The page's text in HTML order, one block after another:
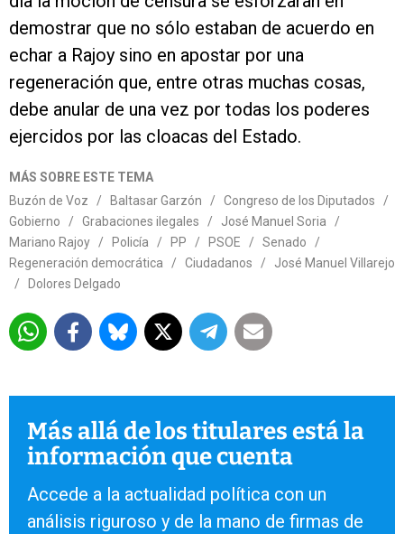
demostrar que no sólo estaban de acuerdo en
echar a Rajoy sino en apostar por una
regeneración que, entre otras muchas cosas,
debe anular de una vez por todas los poderes
ejercidos por las cloacas del Estado.
MÁS SOBRE ESTE TEMA
Buzón de Voz
/ Baltasar Garzón / Congreso de los Diputados
/
Gobierno
/ Grabaciones ilegales / José Manuel Soria
/
Mariano Rajoy
/ Policía / PP / PSOE / Senado
/
Regeneración democrática
/ Ciudadanos /
José Manuel Villarejo
/
Dolores Delgado
Más allá de los titulares está la
información que cuenta
Accede a la actualidad política con un
análisis riguroso y de la mano de firmas de